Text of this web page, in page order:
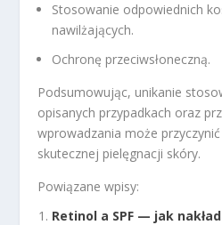
Stosowanie odpowiednich
nawilżających.
Ochronę przeciwsłoneczną.
Podsumowując, unikanie
opisanych przypadkach oraz
wprowadzania może
skutecznej pielęgnacji skóry.
Powiązane wpisy:
Retinol a SPF — jak